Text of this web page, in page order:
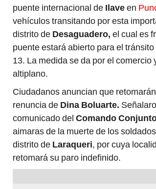
puente internacional de Ilaveen
vehículos transitando por esta
distrito de Desaguadero, el cual es
puente estará abierto para el
13. La medida se da por el
altiplano.
Ciudadanos anuncian que
renuncia de Dina Boluarte.
comunicado del Comando
aimaras de la muerte de los
distrito de Laraqueri, por cuya
retomará su paro indefinido.